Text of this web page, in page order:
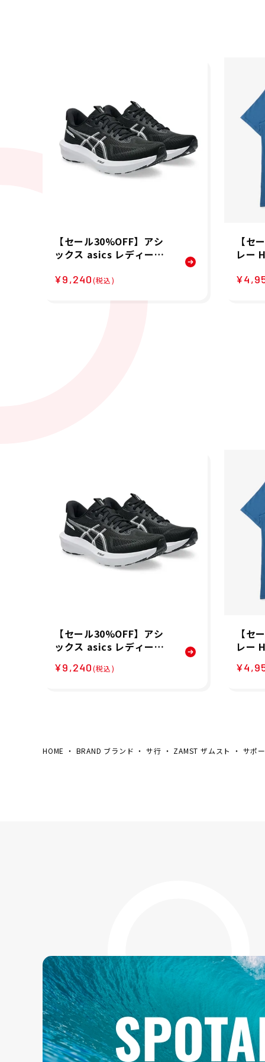
【セール30%OFF】アシ
ックス asics レディース
シューズ 1012B859-002
¥9,240(税込)
【セ
レー
ケー
【セール30%OFF】アシ
ックス asics レディース
シューズ 1012B859-002
¥9,240(税込)
【セ
レー
ケー
HOME BRAND ブランド サ行 ZAMST ザムスト サポ